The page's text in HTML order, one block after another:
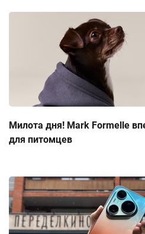
Милота дня! Mark Formelle
для питомцев